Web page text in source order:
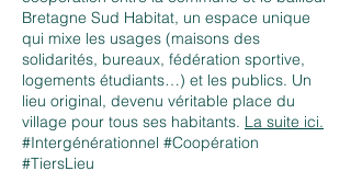
Bretagne Sud Habitat, un espace unique
qui mixe les usages (maisons des
solidarités, bureaux, fédération sportive,
logements étudiants…) et les publics. Un
lieu original, devenu véritable place du
village pour tous ses habitants. La suite ici.
#Intergénérationnel #Coopération
#TiersLieu